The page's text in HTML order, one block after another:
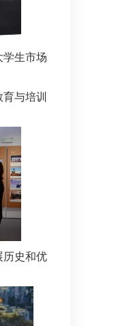
学生市场
与培训
历史和优